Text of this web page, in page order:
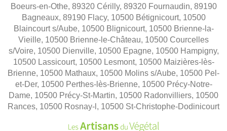
Boeurs-en-Othe, 89320 Cérilly, 89320 Fournaudin, 89190
Bagneaux, 89190 Flacy, 10500 Bétignicourt, 10500
Blaincourt s/Aube, 10500 Blignicourt, 10500 Brienne-la-
Vieille, 10500 Brienne-le-Château, 10500 Courcelles
s/Voire, 10500 Dienville, 10500 Epagne, 10500 Hampigny,
10500 Lassicourt, 10500 Lesmont, 10500 Maizières-lès-
Brienne, 10500 Mathaux, 10500 Molins s/Aube, 10500 Pel-
et-Der, 10500 Perthes-lès-Brienne, 10500 Précy-Notre-
Dame, 10500 Précy-St-Martin, 10500 Radonvilliers, 10500
Rances, 10500 Rosnay-l, 10500 St-Christophe-Dodinicourt